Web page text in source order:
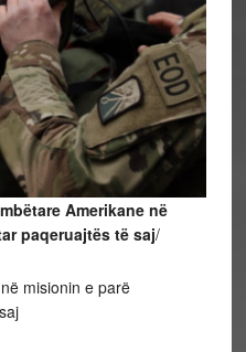
Amerikane në
paqeruajtës të saj/
misionin e parë